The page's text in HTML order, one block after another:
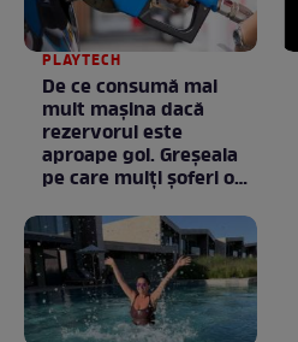
PLAYTECH
De ce consumă mai
mult mașina dacă
rezervorul este
aproape gol. Greșeala
pe care mulți șoferi o